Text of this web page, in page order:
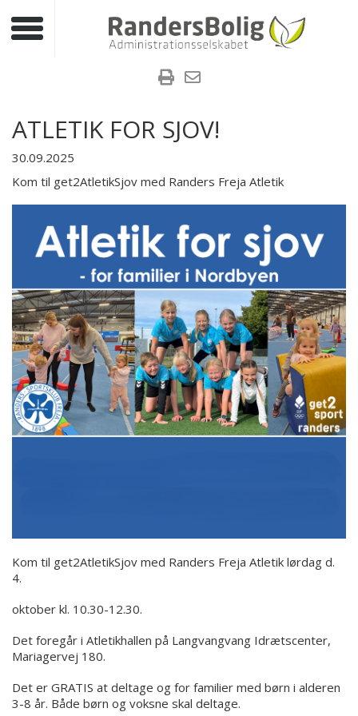
Toggle navigation
ATLETIK FOR SJOV!
30.09.2025
Kom til get2AtletikSjov med Randers Freja Atletik
Kom til get2AtletikSjov med Randers Freja Atletik lørdag d.
4.
oktober kl. 10.30-12.30.
Det foregår i Atletikhallen på Langvangvang Idrætscenter,
Mariagervej 180.
Det er GRATIS at deltage og for familier med børn i alderen
3-8 år. Både børn og voksne skal deltage.